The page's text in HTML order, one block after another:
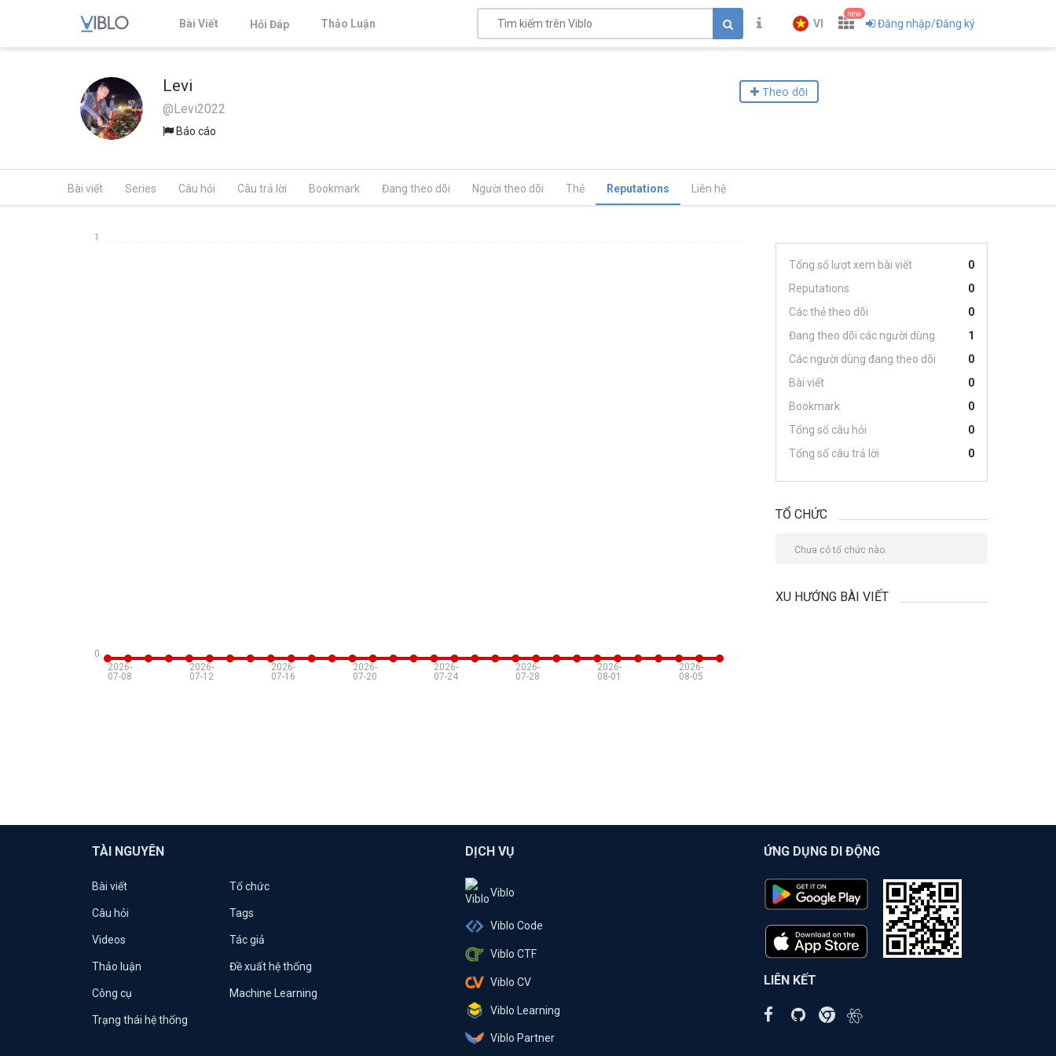
Bài Viết Hỏi Đáp Thảo Luận VI
new
Đăng nhập/Đăng ký
Levi
@Levi2022
Báo cáo
Theo dõi
Bài viết Series Câu hỏi Câu trả lời Bookmark Đang theo dõi Người theo dõi Thẻ Reputations Liên hệ
2026-
07-08
2026-
07-12
2026-
07-16
2026-
07-20
2026-
07-24
2026-
07-28
2026-
08-01
2026-
08-05
0
1
Tổng số lượt xem bài viết
0
Reputations
0
Các thẻ theo dõi
0
Đang theo dõi các người dùng
1
Các người dùng đang theo dõi
0
Bài viết
0
Bookmark
0
Tổng số câu hỏi
0
Tổng số câu trả lời
0
TỔ CHỨC
Chưa có tổ chức nào.
XU HƯỚNG BÀI VIẾT
TÀI NGUYÊN
Bài viết Tổ chức
Câu hỏi Tags
Videos Tác giả
Thảo luận Đề xuất hệ thống
Công cụ Machine Learning
Trạng thái hệ thống
DỊCH VỤ
Viblo
Viblo Code
Viblo CTF
Viblo CV
Viblo Learning
Viblo Partner
ỨNG DỤNG DI ĐỘNG
LIÊN KẾT